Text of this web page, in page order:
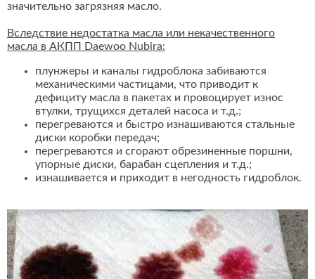
значительно загрязняя масло.
Вследствие недостатка масла или некачественного
масла в АКПП Daewoo Nubira:
плунжеры и каналы гидроблока забиваются
механическими частицами, что приводит к
дефициту масла в пакетах и провоцирует износ
втулки, трущихся деталей насоса и т.д.;
перегреваются и быстро изнашиваются стальные
диски коробки передач;
перегреваются и сгорают обрезиненные поршни,
упорные диски, барабан сцепления и т.д.;
изнашивается и приходит в негодность гидроблок.